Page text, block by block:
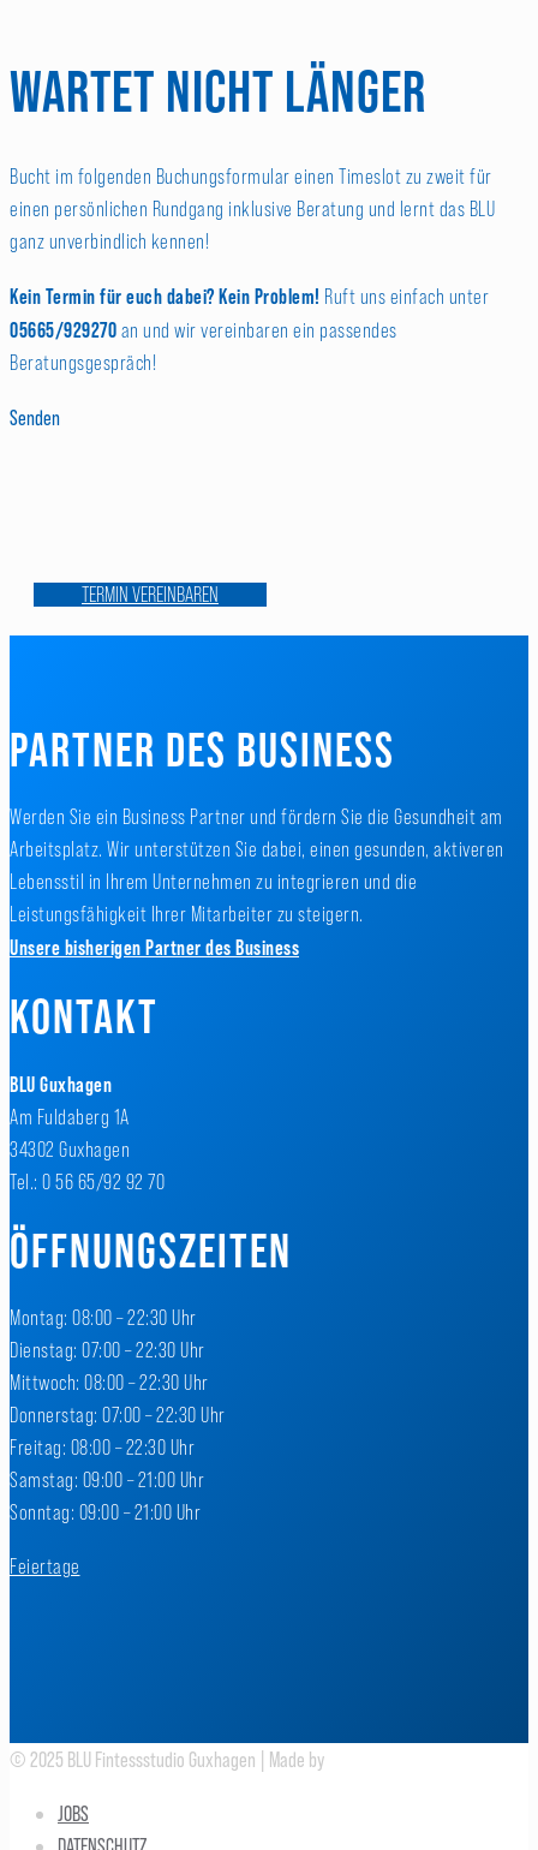
WARTET NICHT LÄNGER
Bucht im folgenden Buchungsformular einen Timeslot zu zweit für
einen persönlichen Rundgang inklusive Beratung und lernt das BLU
ganz unverbindlich kennen!
Kein Termin für euch dabei? Kein Problem! Ruft uns einfach unter
05665/929270 an und wir vereinbaren ein passendes
Beratungsgespräch!
Senden
TERMIN VEREINBAREN
PARTNER DES BUSINESS
Werden Sie ein Business Partner und fördern Sie die Gesundheit am
Arbeitsplatz. Wir unterstützen Sie dabei, einen gesunden, aktiveren
Lebensstil in Ihrem Unternehmen zu integrieren und die
Leistungsfähigkeit Ihrer Mitarbeiter zu steigern.
Unsere bisherigen Partner des Business
KONTAKT
BLU Guxhagen
Am Fuldaberg 1A
34302 Guxhagen
Tel.: 0 56 65/92 92 70
ÖFFNUNGSZEITEN
Montag: 08:00 – 22:30 Uhr
Dienstag: 07:00 – 22:30 Uhr
Mittwoch: 08:00 – 22:30 Uhr
Donnerstag: 07:00 – 22:30 Uhr
Freitag: 08:00 – 22:30 Uhr
Samstag: 09:00 – 21:00 Uhr
Sonntag: 09:00 – 21:00 Uhr
Feiertage
© 2025 BLU Fintessstudio Guxhagen | Made by
JOBS